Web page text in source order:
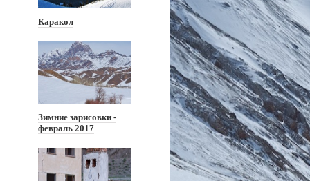
Каракол
Зимние зарисовки -
февраль 2017